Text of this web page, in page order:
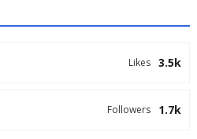
3.5k
Likes
1.7k
Followers